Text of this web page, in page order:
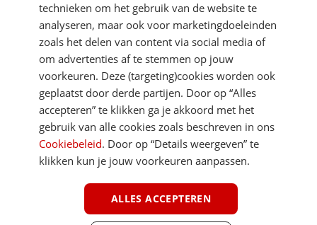
DIRECT NAAR
MEER ACSI FREELIFE
technieken om het gebruik van de website te
analyseren, maar ook voor marketingdoeleinden
zoals het delen van content via social media of
om advertenties af te stemmen op jouw
voorkeuren. Deze (targeting)cookies worden ook
geplaatst door derde partijen. Door op “Alles
accepteren” te klikken ga je akkoord met het
gebruik van alle cookies zoals beschreven in ons
Cookiebeleid. Door op “Details weergeven” te
klikken kun je jouw voorkeuren aanpassen.
ALLES ACCEPTEREN